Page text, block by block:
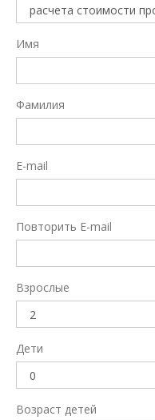
Имя
Фамилия
E-mail
Повторить E-mail
Взрослые
Дети
Возраст детей